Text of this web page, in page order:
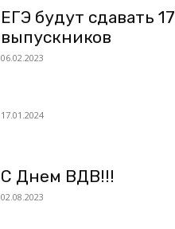
ЕГЭ будут сдавать 17
выпускников
06.02.2023
17.01.2024
С Днем ВДВ!!!
02.08.2023